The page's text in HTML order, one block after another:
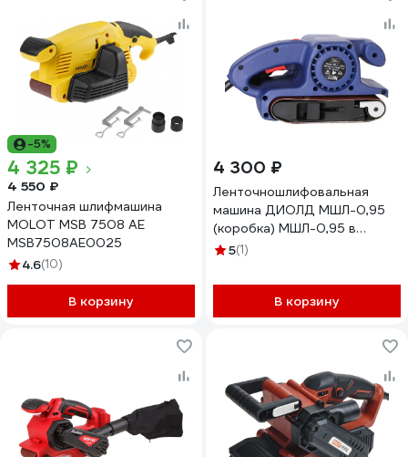
-5%
4 325 ₽
4 550 ₽
Ленточная шлифмашина
MOLOT MSB 7508 АЕ
MSB7508АЕ0025
4.6(10)
В корзину
4 300 ₽
Ленточношлифовальная
машина ДИОЛД МШЛ-0,95
(коробка) МШЛ-0,95 в
коробке 10046021
5(1)
В корзину